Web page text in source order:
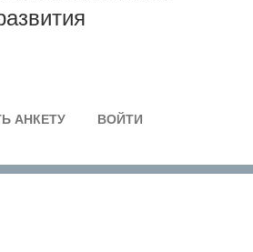
АНКЕТУ ВОЙТИ